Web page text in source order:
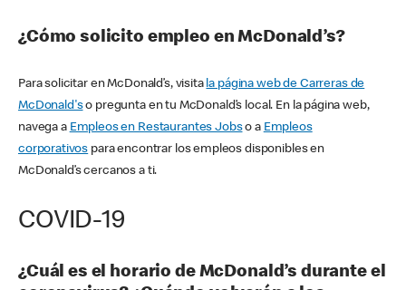
¿Cómo solicito empleo en McDonald’s?
Para solicitar en McDonald’s, visita la página web de Carreras de
McDonald'so pregunta en tu McDonald’s local. En la página web,
navega a Empleos en Restaurantes Jobso a Empleos
corporativos para encontrar los empleos disponibles en
McDonald’s cercanos a ti.
COVID-19
¿Cuál es el horario de McDonald’s durante el